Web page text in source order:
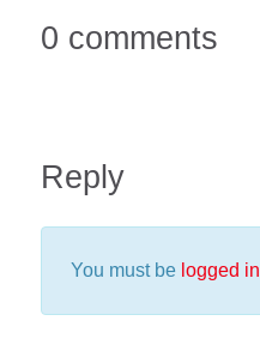
0 comments
Reply
You must be logged in